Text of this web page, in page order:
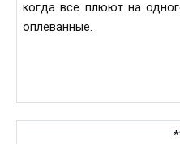
когда все плюют на
оплеванные.